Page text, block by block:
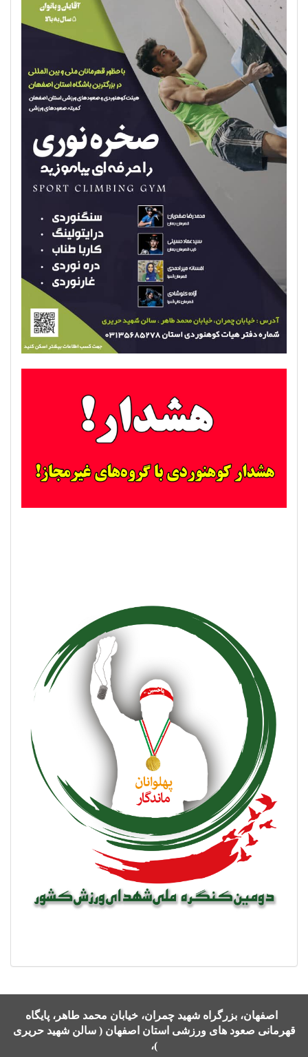
اصفهان، بزرگراه شهید چمران، خیابان محمد طاهر، پایگاه
قهرمانی صعود های ورزشی استان اصفهان ( سالن شهید حریری
)،